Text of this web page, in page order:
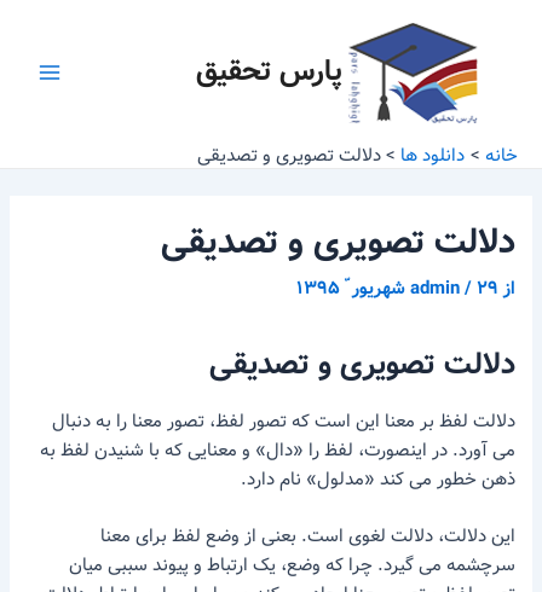
پارس تحقیق
خانه دانلود ها دلالت تصویری و تصدیقی
دلالت تصویری و تصدیقی
از admin/۲۹ شهریور ّ ۱۳۹۵
دلالت تصویری و تصدیقی
دلالت لفظ بر معنا این است که تصور لفظ، تصور معنا را به دنبال
می آورد. در اینصورت، لفظ را «دال» و معنایی که با شنیدن لفظ به
ذهن خطور می کند «مدلول» نام دارد.
این دلالت، دلالت لغوی است. بعنی از وضع لفظ برای معنا
سرچشمه می گیرد. چرا که وضع، یک ارتباط و پیوند سببی میان